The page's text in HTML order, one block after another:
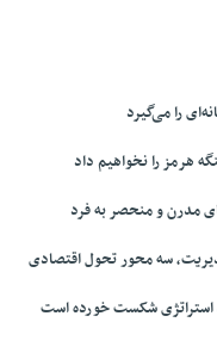
را می‌گیرد
هرمز را نخواهیم داد
مدرن و منحصر به فرد
سه محور تحول اقتصادی
استراتژی شکست خورده است